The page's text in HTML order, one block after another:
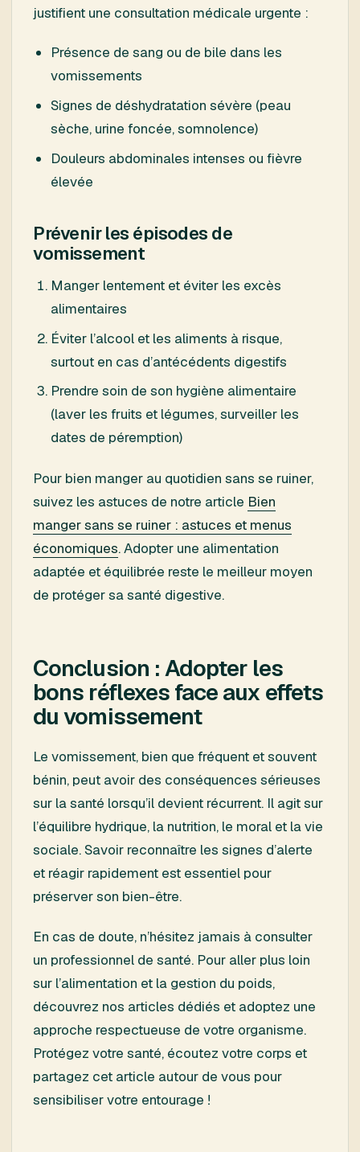
justifient une consultation médicale urgente :
Présence de sang ou de bile dans les
vomissements
Signes de déshydratation sévère (peau
sèche, urine foncée, somnolence)
Douleurs abdominales intenses ou fièvre
élevée
Prévenir les épisodes de
vomissement
Manger lentement et éviter les excès
alimentaires
Éviter l’alcool et les aliments à risque,
surtout en cas d’antécédents digestifs
Prendre soin de son hygiène alimentaire
(laver les fruits et légumes, surveiller les
dates de péremption)
Pour bien manger au quotidien sans se ruiner,
suivez les astuces de notre article Bien
manger sans se ruiner : astuces et menus
économiques. Adopter une alimentation
adaptée et équilibrée reste le meilleur moyen
de protéger sa santé digestive.
Conclusion : Adopter les
bons réflexes face aux effets
du vomissement
Le vomissement, bien que fréquent et souvent
bénin, peut avoir des conséquences sérieuses
sur la santé lorsqu’il devient récurrent. Il agit sur
l’équilibre hydrique, la nutrition, le moral et la vie
sociale. Savoir reconnaître les signes d’alerte
et réagir rapidement est essentiel pour
préserver son bien-être.
En cas de doute, n’hésitez jamais à consulter
un professionnel de santé. Pour aller plus loin
sur l’alimentation et la gestion du poids,
découvrez nos articles dédiés et adoptez une
approche respectueuse de votre organisme.
Protégez votre santé, écoutez votre corps et
partagez cet article autour de vous pour
sensibiliser votre entourage !